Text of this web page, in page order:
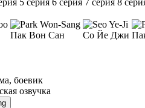
5 серия 6 серия 7 серия 8
Пак Вон Сан Со Йе Джи
боевик
озвучка